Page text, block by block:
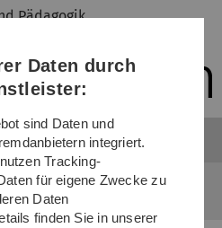
Direkt
Direkt
Direkt
(Sprache,
Drucken,
Media)
Direkt
Direkt
Pädagogik
Daten durch
sind Daten und
integriert.
Tracking-
für eigene Zwecke zu
Daten
finden Sie in unserer